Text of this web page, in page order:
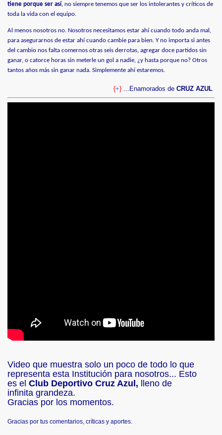
tiene porque ser así, no siempre tenemos que ser los intolerantes y críticos de
toda la vida con el equipo.
Al menos nosotros no. Nosotros necesitamos estar ahí cuando todo anda mal,
para asegurarnos de estar ahí cuando cambie para bien. Y no importa si antes
del cambio nos falta comernos otras seis derrotas, agregar doce partidos sin
ganar, o catorce horas sin meterle un gol a nadie, ¿y hasta porque no? Otros
tantos años más sin ganar nada. Simplemente ahí estaremos.
{+} ...Enamorados de CRUZ AZUL
Video que muestra solo un poco de todo lo que
representa esta Institución para nosotros... Esto
es el Club Deportivo Cruz Azul, lleno de
infinita grandeza.
Gracias por los momentos.
Gracias por tus comentarios, críticas y aportes.